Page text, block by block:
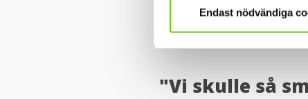
Endast nödvändiga
"Vi skulle så